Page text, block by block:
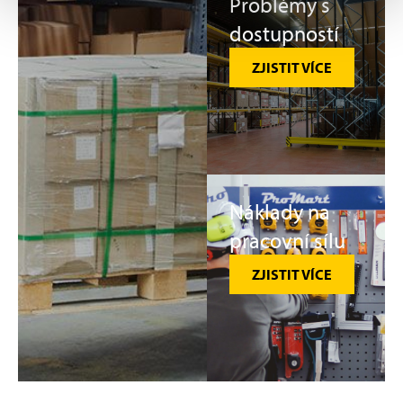
dostupností
ZJISTIT VÍCE
Náklady na
pracovní sílu
ZJISTIT VÍCE